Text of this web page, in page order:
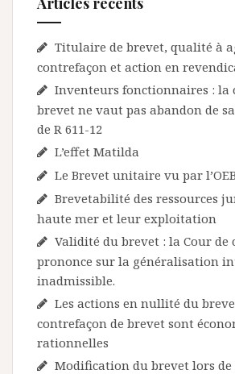
Titulaire de brevet, qualité à
contrefaçon et action en
Inventeurs fonctionnaires : la
brevet ne vaut pas abandon de
de R 611-12
L’effet Matilda
Le Brevet unitaire vu par l’OEB
Brevetabilité des ressources
haute mer et leur exploitation
Validité du brevet : la Cour de
prononce sur la généralisation
inadmissible.
Les actions en nullité du
contrefaçon de brevet sont
rationnelles
Modification du brevet lors de